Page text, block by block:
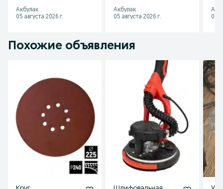
Скидки!
Акбулак
05 августа 2026 г.
Открыты до 23:00!
НДС!
Акбулак
05 августа 2026 г.
05
Похожие объявления